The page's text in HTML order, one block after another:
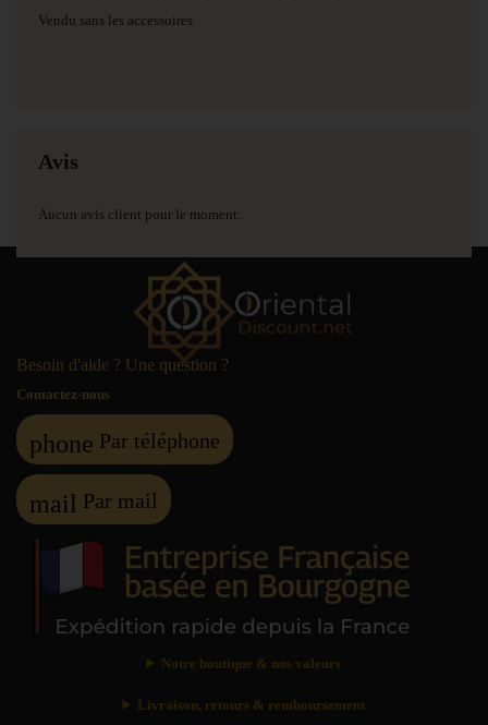
Vendu sans les accessoires
Avis
Aucun avis client pour le moment.
Besoin d'aide ? Une question ?
Contactez-nous
phone Par téléphone
mail Par mail
Notre boutique & nos valeurs
Livraison, retours & remboursement